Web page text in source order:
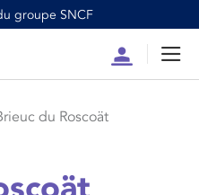
groupe SNCF
Compte
du Roscoät